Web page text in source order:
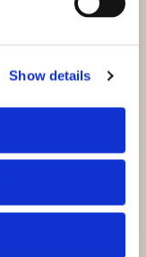
Show details